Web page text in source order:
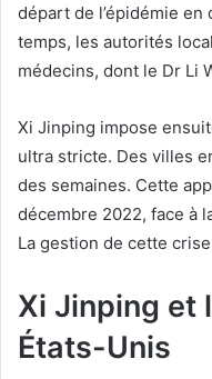
départ de l’épidémie
temps, les autorités
médecins, dont le Dr Li
Xi Jinping impose
ultra stricte. Des villes
des semaines. Cette
décembre 2022, face à
La gestion de cette
Xi Jinping et
États-Unis